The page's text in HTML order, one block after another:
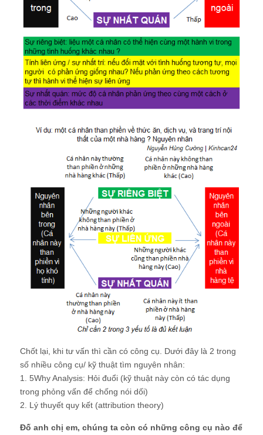
Chốt lại, khi tư vấn thì cần có công cụ. Dưới đây là 2 trong
số nhiều công cụ/ kỹ thuật tìm nguyên nhân:
1. 5Why Analysis: Hỏi đuổi (kỹ thuật này còn có tác dụng
trong phỏng vấn để chống nói dối)
2. Lý thuyết quy kết (attribution theory)
Đố anh chị em, chúng ta còn có những công cụ nào để